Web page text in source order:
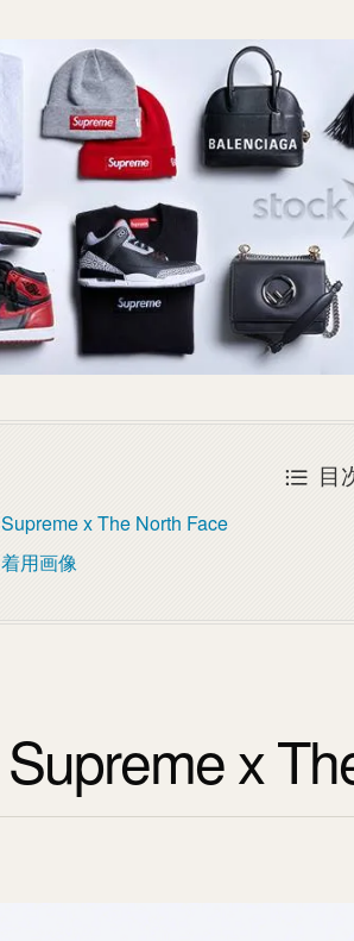
目
Supreme x The North Face
着用画像
Supreme x